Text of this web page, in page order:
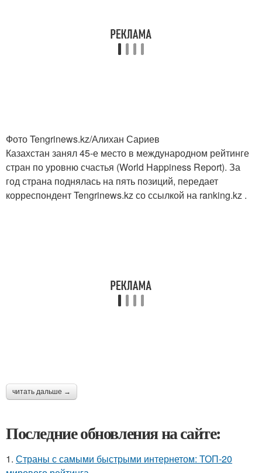
Фото Tengrinews.kz/Алихан Сариев
Казахстан занял 45-е место в международном рейтинге
стран по уровню счастья (World Happiness Report). За
год страна поднялась на пять позиций, передает
корреспондент Tengrinews.kz со ссылкой на ranking.kz .
читать дальше →
Последние обновления на сайте:
1. Страны с самыми быстрыми интернетом: ТОП-20